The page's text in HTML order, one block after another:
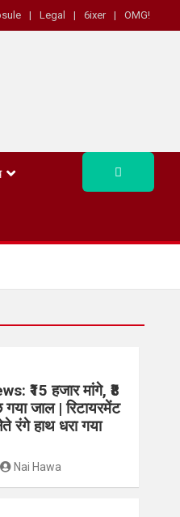
Legal 6ixer OMG!
₹15 हजार मांगे, ₹8
गया जाल | रिटायरमेंट
रंगे हाथ धरा गया
Nai Hawa